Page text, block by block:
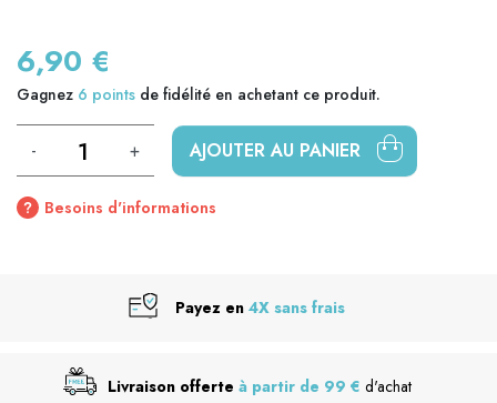
6,90 €
Gagnez 6 points de fidélité en achetant ce produit.
- + AJOUTER AU PANIER
Besoins d'informations
Payez en 4X sans frais
Livraison offerte à partir de 99 € d'achat